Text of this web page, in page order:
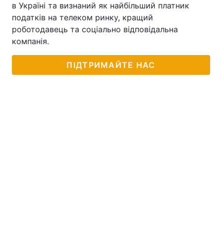
в Україні та визнаний як найбільший платник
податків на телеком ринку, кращий
роботодавець та соціально відповідальна
компанія.
ПІДТРИМАЙТЕ НАС